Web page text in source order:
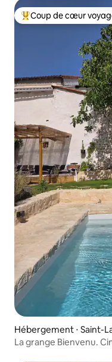
Coups de cœur
Coup de cœur
Hébergement ⋅ Saint-
La grange Bienvenu.